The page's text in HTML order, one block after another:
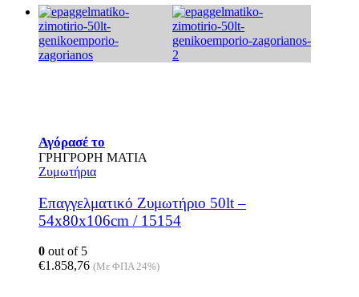
Αγόρασέ το
ΓΡΗΓΡΟΡΗ ΜΑΤΙΑ
Ζυμωτήρια
Επαγγελματικό Ζυμωτήριο 50lt –
54x80x106cm / 15154
0 out of 5
€1.858,76 (Με ΦΠΑ 24%)